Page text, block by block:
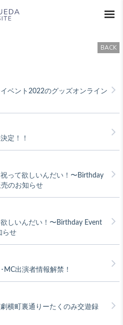
BACK
ベント2022のグッズオンライン
定！！
って欲しいんだい！〜Birthday
のお知らせ
しいんだい！〜Birthday Event
らせ
MC出演者情報解禁！
横町裏通りーたくのみ交遊録